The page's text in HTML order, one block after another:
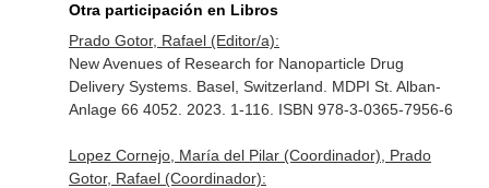
Otra participación en Libros
Prado Gotor, Rafael (Editor/a):
New Avenues of Research for Nanoparticle Drug
Delivery Systems. Basel, Switzerland. MDPI St. Alban-
Anlage 66 4052. 2023. 1-116. ISBN 978-3-0365-7956-6
Lopez Cornejo, María del Pilar (Coordinador), Prado
Gotor, Rafael (Coordinador):